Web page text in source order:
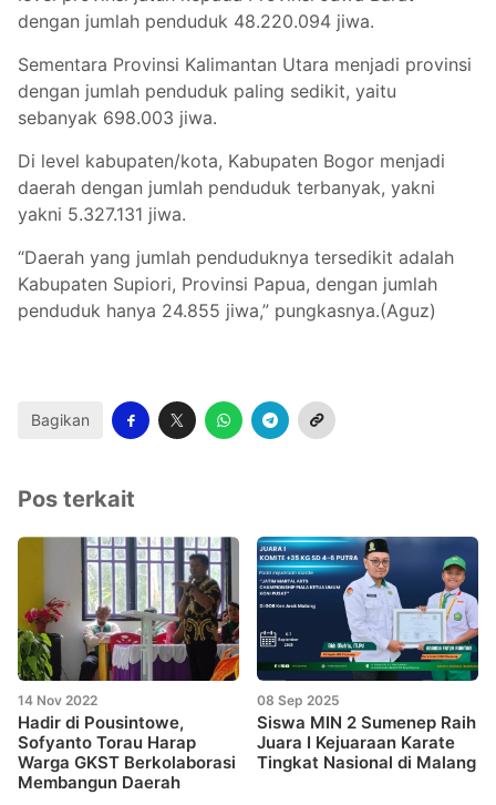
dengan jumlah penduduk 48.220.094 jiwa.
Sementara Provinsi Kalimantan Utara menjadi provinsi
dengan jumlah penduduk paling sedikit, yaitu
sebanyak 698.003 jiwa.
Di level kabupaten/kota, Kabupaten Bogor menjadi
daerah dengan jumlah penduduk terbanyak, yakni
yakni 5.327.131 jiwa.
“Daerah yang jumlah penduduknya tersedikit adalah
Kabupaten Supiori, Provinsi Papua, dengan jumlah
penduduk hanya 24.855 jiwa,” pungkasnya.(Aguz)
Bagikan
Pos terkait
14 Nov 2022
Hadir di Pousintowe,
Sofyanto Torau Harap
Warga GKST Berkolaborasi
Membangun Daerah
08 Sep 2025
Siswa MIN 2 Sumenep Raih
Juara I Kejuaraan Karate
Tingkat Nasional di Malang